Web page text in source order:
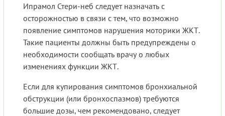
Ипрамол Стери-неб следует назначать с
осторожностью в связи с тем, что возможно
появление симптомов нарушения моторики ЖКТ.
Такие пациенты должны быть предупреждены о
необходимости сообщать врачу о любых
изменениях функции ЖКТ.
Если для купирования симптомов бронхиальной
обструкции (или бронхоспазмов) требуются
большие дозы, чем рекомендовано, следует